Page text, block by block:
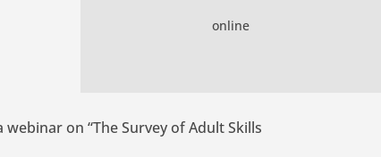
online
webinar on “The Survey of Adult Skills